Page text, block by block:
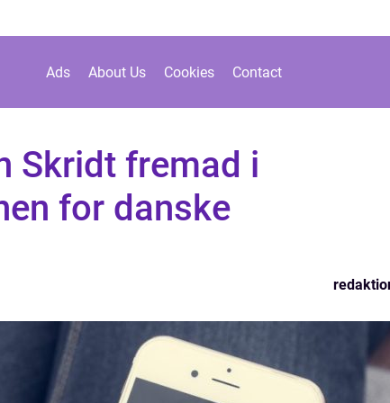
Ads About Us Cookies Contact
Skridt fremad i
for danske